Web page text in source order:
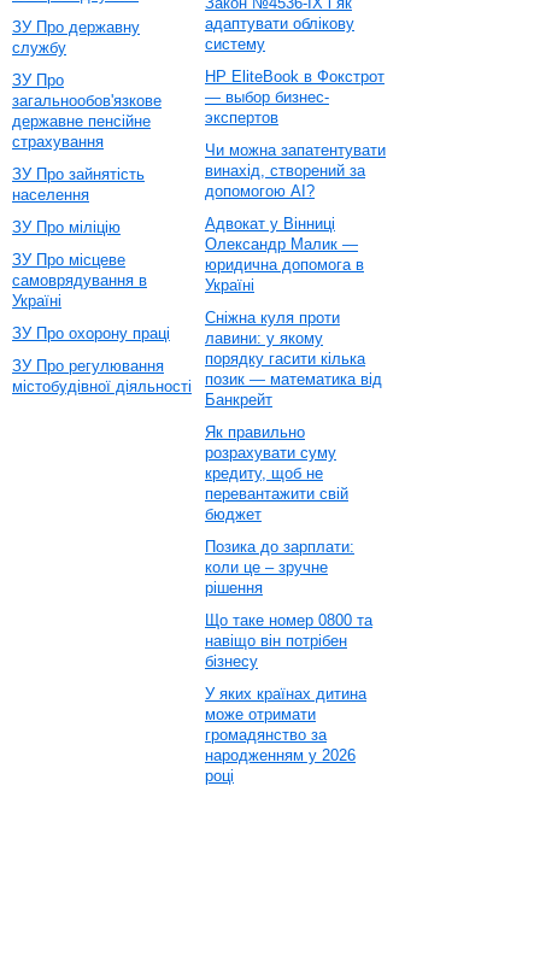
ЗУ Про державну
службу
ЗУ Про
загальнообов'язкове
державне пенсійне
страхування
ЗУ Про зайнятість
населення
ЗУ Про міліцію
ЗУ Про місцеве
самоврядування в
Україні
ЗУ Про охорону праці
ЗУ Про регулювання
містобудівної діяльності
адаптувати облікову
систему
HP EliteBook в Фокстрот
— выбор бизнес-
экспертов
Чи можна запатентувати
винахід, створений за
допомогою AI?
Адвокат у Вінниці
Олександр Малик —
юридична допомога в
Україні
Сніжна куля проти
лавини: у якому
порядку гасити кілька
позик — математика від
Банкрейт
Як правильно
розрахувати суму
кредиту, щоб не
перевантажити свій
бюджет
Позика до зарплати:
коли це – зручне
рішення
Що таке номер 0800 та
навіщо він потрібен
бізнесу
У яких країнах дитина
може отримати
громадянство за
народженням у 2026
році